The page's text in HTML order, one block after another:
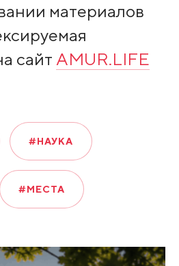
материалов
сайт AMUR.LIFE
#НАУКА
#МЕСТА